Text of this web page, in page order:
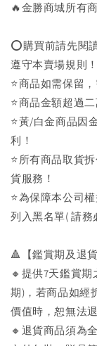
🔥金勝商城所有
⭕購買前請先閱
遵守本賣場規則！
⭐商品如需保留
⭐商品金額超過
⭐黃/白金商品因
利！
⭐️所有商品取貨
貨服務！
⭐為保障本公司
列入黑名單( 請務
🔺【鑑賞期及退
🔸提供7天鑑賞
期)，若商品如經
價值時，恕無法退
🔸退貨商品須為